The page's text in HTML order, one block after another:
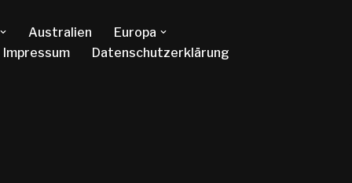
Australien
Europa
Impressum Datenschutzerklärung